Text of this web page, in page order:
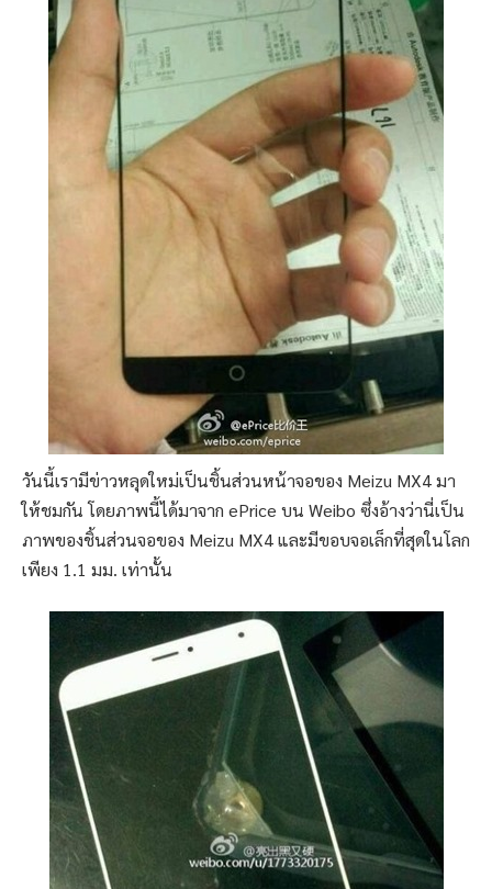
วันนี้เรามีข่าวหลุดใหม่เป็นชิ้นส่วนหน้าจอของ Meizu MX4 มา
ให้ชมกัน โดยภาพนี้ได้มาจาก ePrice บน Weibo ซึ่งอ้างว่านี่เป็น
ภาพของชิ้นส่วนจอของ Meizu MX4 และมีขอบจอเล็กที่สุดในโลก
เพียง 1.1 มม. เท่านั้น